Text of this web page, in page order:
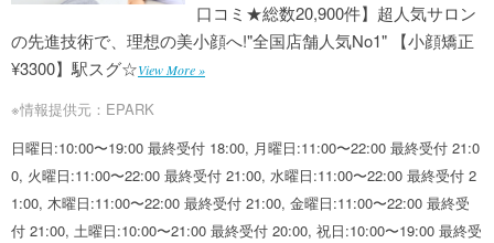
口コミ★総数20,900件】超人気サロン
の先進技術で、理想の美小顔へ!"全国店舗人気No1" 【小顔矯正
¥3300】駅スグ☆View More »
※情報提供元：EPARK
日曜日:10:00〜19:00 最終受付 18:00, 月曜日:11:00〜22:00 最終受付 21:0
0, 火曜日:11:00〜22:00 最終受付 21:00, 水曜日:11:00〜22:00 最終受付 2
1:00, 木曜日:11:00〜22:00 最終受付 21:00, 金曜日:11:00〜22:00 最終受
付 21:00, 土曜日:10:00〜21:00 最終受付 20:00, 祝日:10:00〜19:00 最終受